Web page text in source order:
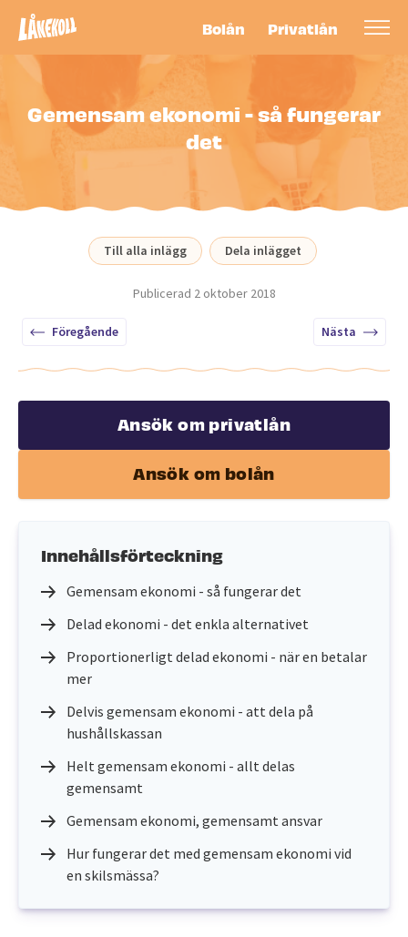
Bolån Privatlån
Gemensam ekonomi - så fungerar
det
Till alla inlägg Dela inlägget
Publicerad 2 oktober 2018
Föregående Nästa
Ansök om privatlån
Ansök om bolån
Innehållsförteckning
Gemensam ekonomi - så fungerar det
Delad ekonomi - det enkla alternativet
Proportionerligt delad ekonomi - när en betalar
mer
Delvis gemensam ekonomi - att dela på
hushållskassan
Helt gemensam ekonomi - allt delas
gemensamt
Gemensam ekonomi, gemensamt ansvar
Hur fungerar det med gemensam ekonomi vid
en skilsmässa?